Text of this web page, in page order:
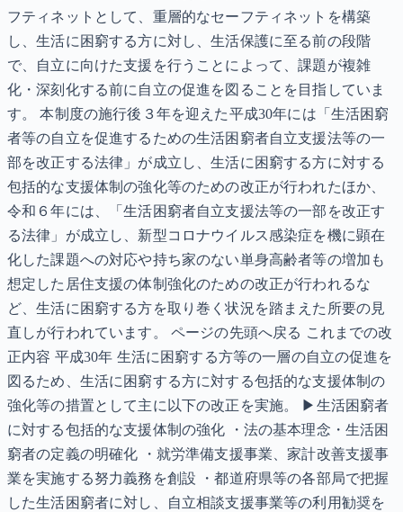
フティネットとして、重層的なセーフティネットを構築
し、生活に困窮する方に対し、生活保護に至る前の段階
で、自立に向けた支援を行うことによって、課題が複雑
化・深刻化する前に自立の促進を図ることを目指していま
す。 本制度の施行後３年を迎えた平成30年には「生活困窮
者等の自立を促進するための生活困窮者自立支援法等の一
部を改正する法律」が成立し、生活に困窮する方に対する
包括的な支援体制の強化等のための改正が行われたほか、
令和６年には、「生活困窮者自立支援法等の一部を改正す
る法律」が成立し、新型コロナウイルス感染症を機に顕在
化した課題への対応や持ち家のない単身高齢者等の増加も
想定した居住支援の体制強化のための改正が行われるな
ど、生活に困窮する方を取り巻く状況を踏まえた所要の見
直しが行われています。 ページの先頭へ戻る これまでの改
正内容 平成30年 生活に困窮する方等の一層の自立の促進を
図るため、生活に困窮する方に対する包括的な支援体制の
強化等の措置として主に以下の改正を実施。 ▶生活困窮者
に対する包括的な支援体制の強化 ・法の基本理念・生活困
窮者の定義の明確化 ・就労準備支援事業、家計改善支援事
業を実施する努力義務を創設 ・都道府県等の各部局で把握
した生活困窮者に対し、自立相談支援事業等の利用勧奨を